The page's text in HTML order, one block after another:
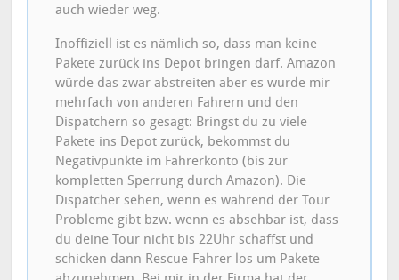
auch wieder weg.
Inoffiziell ist es nämlich so, dass man keine
Pakete zurück ins Depot bringen darf. Amazon
würde das zwar abstreiten aber es wurde mir
mehrfach von anderen Fahrern und den
Dispatchern so gesagt: Bringst du zu viele
Pakete ins Depot zurück, bekommst du
Negativpunkte im Fahrerkonto (bis zur
kompletten Sperrung durch Amazon). Die
Dispatcher sehen, wenn es während der Tour
Probleme gibt bzw. wenn es absehbar ist, dass
du deine Tour nicht bis 22Uhr schaffst und
schicken dann Rescue-Fahrer los um Pakete